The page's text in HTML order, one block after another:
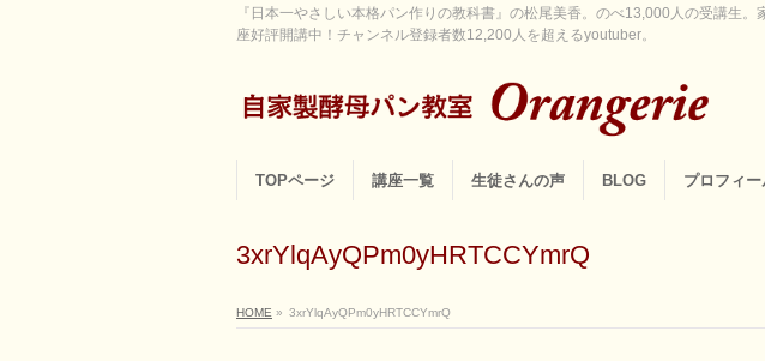
『日本一やさしい本格パン作りの教科書』の松尾美香。のべ13,000人の受講生
座好評開講中！チャンネル登録者数12,200人を超えるyoutuber。
TOPページ 講座一覧 生徒さんの声 BLOG プロフィー
3xrYlqAyQPm0yHRTCCYmrQ
HOME » 3xrYlqAyQPm0yHRTCCYmrQ